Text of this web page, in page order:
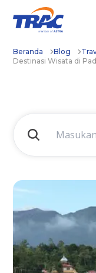
Beranda Blog
Destinasi Wisata di